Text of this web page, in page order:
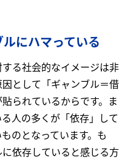
にハマっている
る社会的なイメージは非
として「ギャンブル＝借
られているからです。ま
人の多くが「依存」して
のとなっています。も
依存していると感じる方